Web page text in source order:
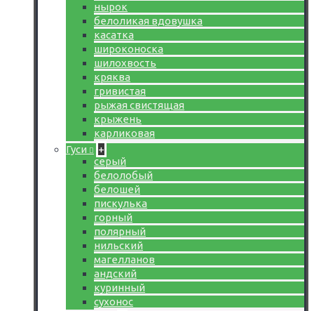
нырок
белоликая вдовушка
касатка
широконоска
шилохвость
кряква
гривистая
рыжая свистящая
крыжень
карликовая
Гуси
+
серый
белолобый
белошей
пискулька
горный
полярный
нильский
магелланов
андский
куринный
сухонос